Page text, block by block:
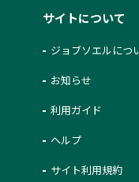
サイトについて
ジョブソエルにつ
お知らせ
利用ガイド
ヘルプ
サイト利用規約